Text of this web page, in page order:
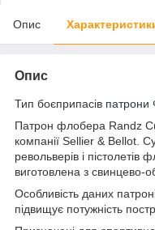
Опис
Опис
Тип боєприпасів патрони
Патрон флобера Randz
компанії Sellier & Bellot.
револьверів і
виготовлена з свинцево-
Особливість даних
підвищує потужність